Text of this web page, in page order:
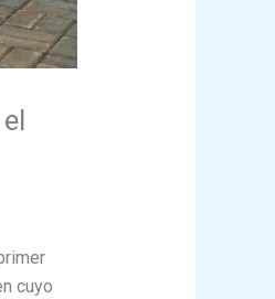
cuyo